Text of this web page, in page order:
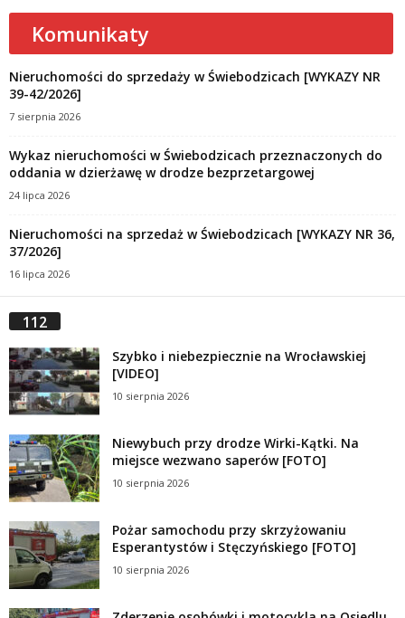
Komunikaty
Nieruchomości do sprzedaży w Świebodzicach [WYKAZY NR
39-42/2026]
7 sierpnia 2026
Wykaz nieruchomości w Świebodzicach przeznaczonych do
oddania w dzierżawę w drodze bezprzetargowej
24 lipca 2026
Nieruchomości na sprzedaż w Świebodzicach [WYKAZY NR 36,
37/2026]
16 lipca 2026
112
Szybko i niebezpiecznie na Wrocławskiej
[VIDEO]
10 sierpnia 2026
Niewybuch przy drodze Wirki-Kątki. Na
miejsce wezwano saperów [FOTO]
10 sierpnia 2026
Pożar samochodu przy skrzyżowaniu
Esperantystów i Stęczyńskiego [FOTO]
10 sierpnia 2026